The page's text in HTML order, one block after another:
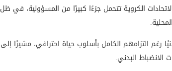
الكروية تتحمل جزءًا كبيرًا من المسؤولية، في ظل
رغم التزامهم الكامل بأسلوب حياة احترافي، مشيرًا إلى
البدني.